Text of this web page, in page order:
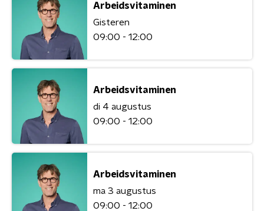
Arbeidsvitaminen
Gisteren
09:00 - 12:00
Arbeidsvitaminen
di 4 augustus
09:00 - 12:00
Arbeidsvitaminen
ma 3 augustus
09:00 - 12:00